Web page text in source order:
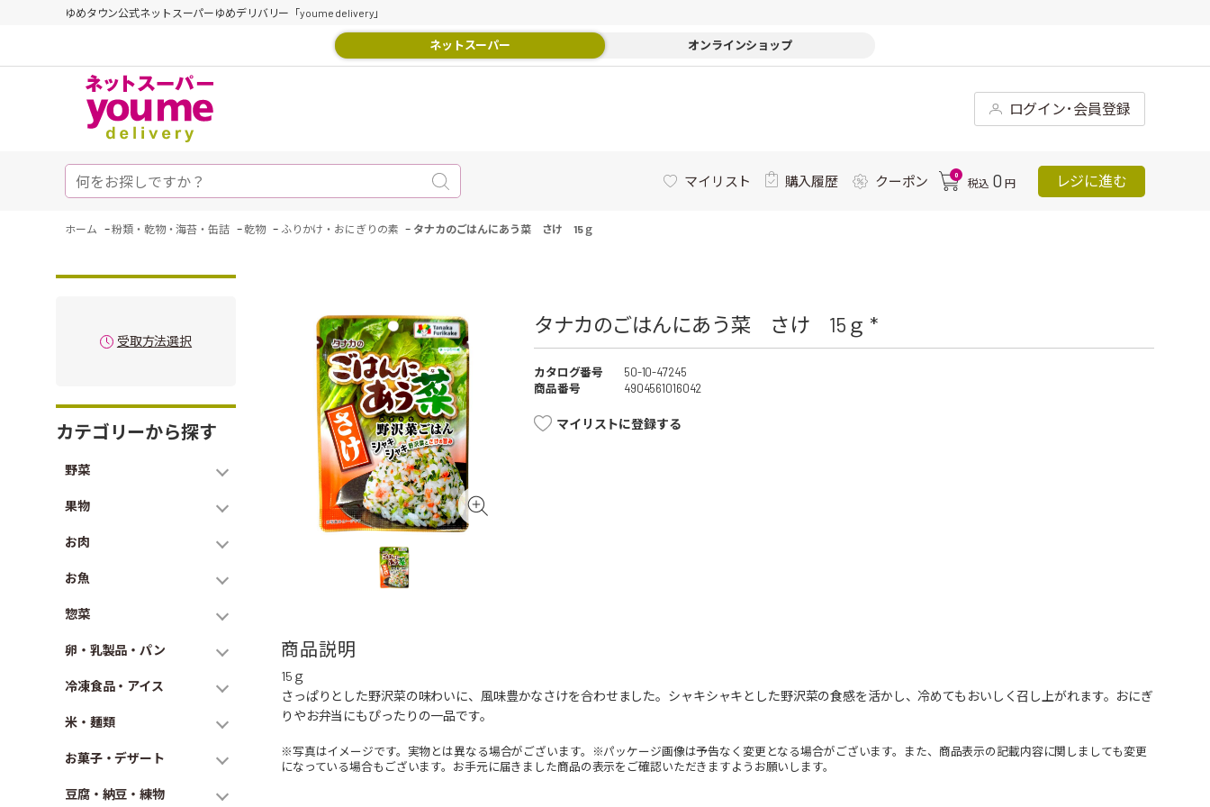
ゆめタウン公式ネットスーパーゆめデリバリー「youme delivery」
ネットスーパー オンラインショップ
ログイン･会員登録
マイリスト 購入履歴 クーポン 0
税込 0 円 レジに進む
ホーム -粉類・乾物・海苔・缶詰 -乾物 - ふりかけ・おにぎりの素 - タナカのごはんにあう菜 さけ 15ｇ
受取方法選択
カテゴリーから探す
野菜
果物
お肉
お魚
惣菜
卵・乳製品・パン
冷凍食品・アイス
米・麺類
お菓子・デザート
豆腐・納豆・練物
タナカのごはんにあう菜 さけ 15ｇ *
カタログ番号
50-10-47245
商品番号
4904561016042
マイリストに登録する
商品説明
15ｇ
さっぱりとした野沢菜の味わいに、風味豊かなさけを合わせました。シャキシャキとした野沢菜の食感を活かし、冷めてもおいしく召し上がれます。おにぎ
りやお弁当にもぴったりの一品です。
※写真はイメージです。実物とは異なる場合がございます。※パッケージ画像は予告なく変更となる場合がございます。また、商品表示の記載内容に関しましても変更
になっている場合もございます。お手元に届きました商品の表示をご確認いただきますようお願いします。